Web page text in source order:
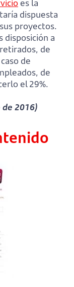
es la
dispuesta
proyectos.
disposición a
de
de
de
el 29%.
2016)